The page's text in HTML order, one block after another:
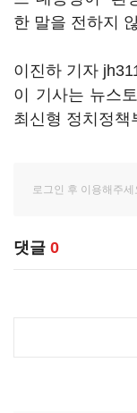
한 말을 전하지
이진하 기자
이 기사는 뉴스
최신형 정치정책
댓글 0